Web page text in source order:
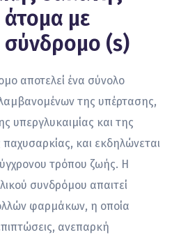
με
σύνδρομο (s)
αποτελεί ένα σύνολο
της υπέρτασης,
υπεργλυκαιμίας και της
παχυσαρκίας, και εκδηλώνεται
τρόπου ζωής. Η
συνδρόμου απαιτεί
φαρμάκων, η οποία
ανεπαρκή